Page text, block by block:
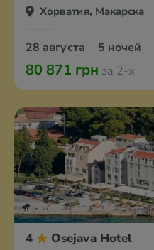
Хорватия, Макарска
28 августа 5 ночей
80 871 грн за 2-х
4 Osejava Hotel